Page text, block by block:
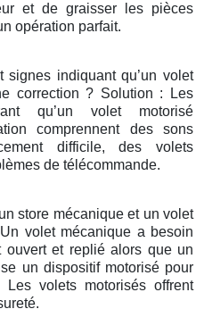
et de graisser les pièces
opération parfait.
signes indiquant qu’un volet
correction ? Solution : Les
qu’un volet motorisé
comprennent des sons
difficile, des volets
de télécommande.
store mécanique et un volet
volet mécanique a besoin
ouvert et replié alors que un
un dispositif motorisé pour
Les volets motorisés offrent